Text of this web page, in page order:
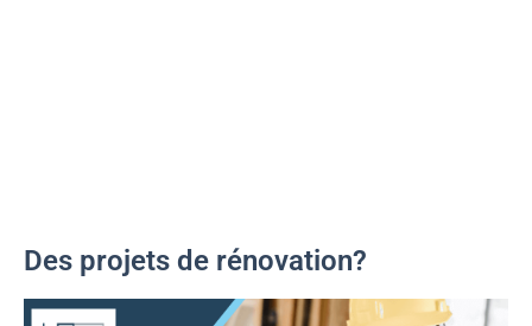
Des projets de rénovation?